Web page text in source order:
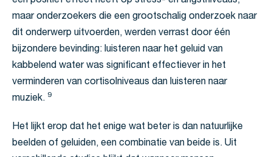
maar onderzoekers die een grootschalig onderzoek naar
dit onderwerp uitvoerden, werden verrast door één
bijzondere bevinding: luisteren naar het geluid van
kabbelend water was significant effectiever in het
verminderen van cortisolniveaus dan luisteren naar
muziek. 9
Het lijkt erop dat het enige wat beter is dan natuurlijke
beelden of geluiden, een combinatie van beide is. Uit